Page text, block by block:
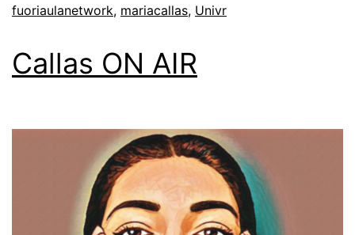
fuoriaulanetwork, mariacallas, Univr
Callas ON AIR